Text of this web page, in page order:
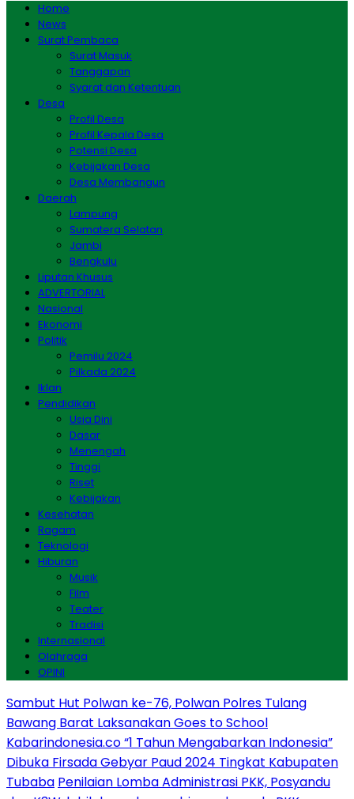
Home
News
Surat Pembaca
Surat Masuk
Tanggapan
Syarat dan Ketentuan
Desa
Profil Desa
Profil Kepala Desa
Potensi Desa
Kebijakan Desa
Desa Membangun
Daerah
Lampung
Sumatera Selatan
Jambi
Bengkulu
Liputan Khusus
ADVERTORIAL
Nasional
Ekonomi
Politik
Pemilu 2024
Pilkada 2024
Iklan
Pendidikan
Usia Dini
Dasar
Menengah
Tinggi
Riset
Kebijakan
Kesehatan
Ragam
Teknologi
Hiburan
Musik
Film
Teater
Tradisi
Internasional
Olahraga
OPINI
Sambut Hut Polwan ke-76, Polwan Polres Tulang
Bawang Barat Laksanakan Goes to School
Kabarindonesia.co “1 Tahun Mengabarkan Indonesia”
Dibuka Firsada Gebyar Paud 2024 Tingkat Kabupaten
Tubaba Penilaian Lomba Administrasi PKK, Posyandu